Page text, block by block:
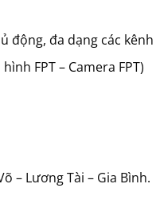
đa dạng các
FPT – Camera FPT)
– Lương Tài – Gia Bình.